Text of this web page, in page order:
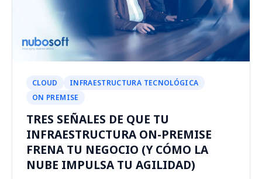
CLOUD
INFRAESTRUCTURA TECNOLÓGICA
ON PREMISE
TRES SEÑALES DE QUE TU
INFRAESTRUCTURA ON-PREMISE
FRENA TU NEGOCIO (Y CÓMO LA
NUBE IMPULSA TU AGILIDAD)